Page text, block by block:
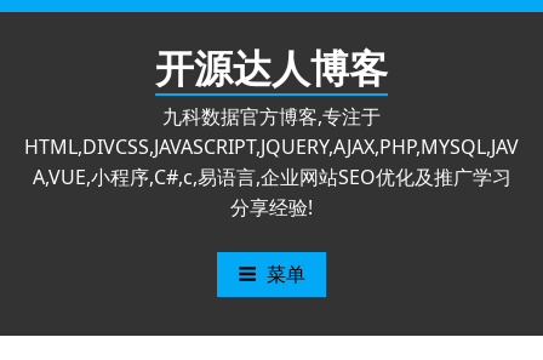
跳
开源达人博客
九科数据官方博客,专注于
HTML,DIVCSS,JAVASCRIPT,JQUERY,AJAX,PHP,MYSQL,JAV
A,VUE,小程序,C#,c,易语言,企业网站SEO优化及推广学习
分享经验!
菜单